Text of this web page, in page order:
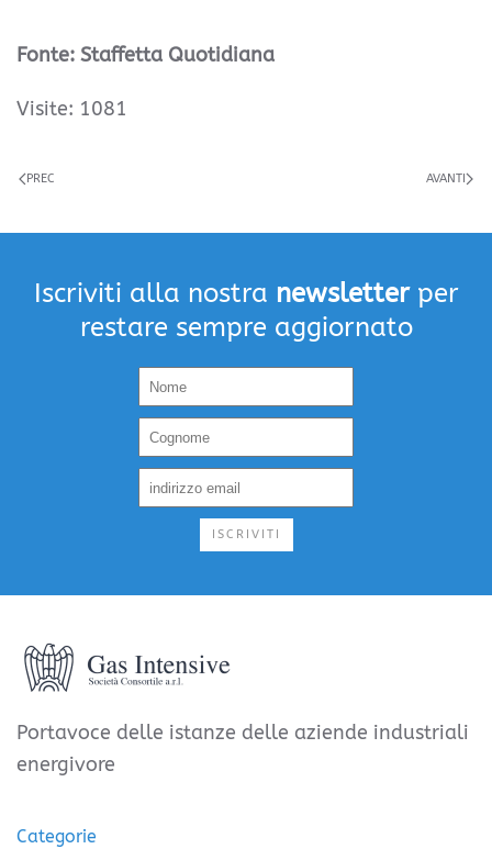
Fonte: Staffetta Quotidiana
Visite: 1081
PREC AVANTI
Iscriviti alla nostra newsletterper
restare sempre aggiornato
ISCRIVITI
Portavoce delle istanze delle aziende industriali
energivore
Categorie